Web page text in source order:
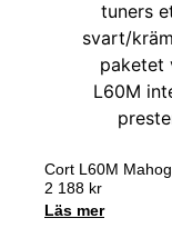
Cort L60M
2 188 kr
Läs mer